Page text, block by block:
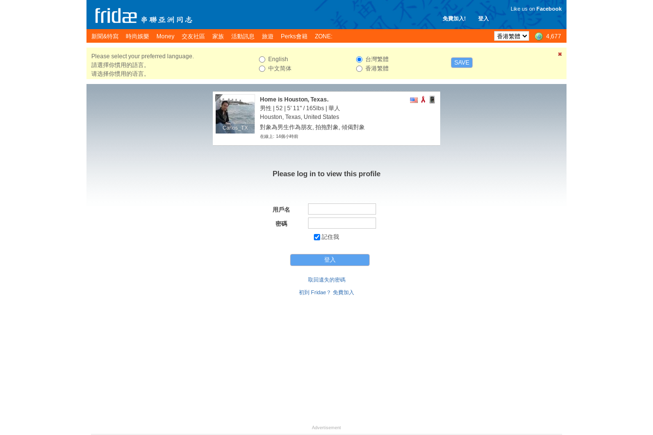
免費加入! 登入
Like us on Facebook
新聞&特寫 時尚娛樂 Money 交友社區 家族 活動訊息 旅遊 Perks會籍 ZONE: 4,677
Please select your preferred language.
請選擇你慣用的語言。
请选择你惯用的语言。
English
中文简体
台灣繁體
香港繁體
SAVE
Carlos_TX
Carlos_TX
Home is Houston, Texas.
男性 | 52 | 5' 11" / 165lbs | 華人
Houston, Texas, United States
對象為男生作為朋友, 拍拖對象, 傾偈對象
在線上: 14個小時前
Please log in to view this profile
用戶名
密碼
記住我
取回遺失的密碼
初到 Fridae？ 免費加入
Advertisement